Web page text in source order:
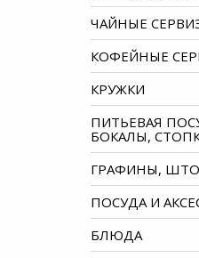
ЧАЙНЫЕ
КОФЕЙНЫЕ
КРУЖКИ
ПИТЬЕВАЯ
БОКАЛЫ,
ГРАФИНЫ,
ПОСУДА И
БЛЮДА